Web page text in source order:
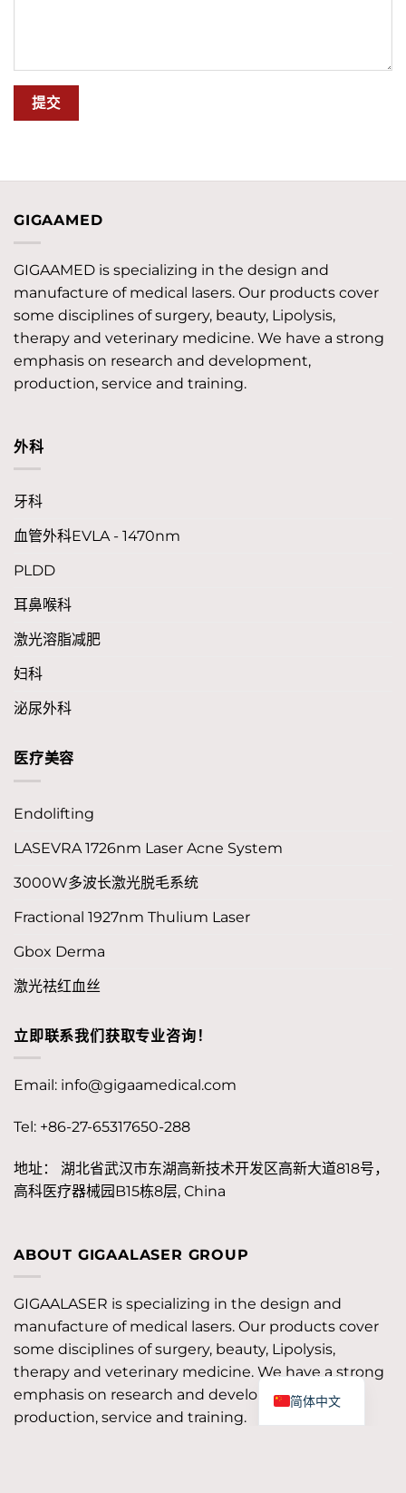
GIGAAMED
GIGAAMED is specializing in the design and
manufacture of medical lasers. Our products cover
some disciplines of surgery, beauty, Lipolysis,
therapy and veterinary medicine. We have a strong
emphasis on research and development,
production, service and training.
外科
牙科
血管外科EVLA - 1470nm
PLDD
耳鼻喉科
激光溶脂减肥
妇科
泌尿外科
医疗美容
Endolifting
LASEVRA 1726nm Laser Acne System
3000W多波长激光脱毛系统
Fractional 1927nm Thulium Laser
Gbox Derma
激光祛红血丝
立即联系我们获取专业咨询！
Email: info@gigaamedical.com
Tel: +86-27-65317650-288
地址： 湖北省武汉市东湖高新技术开发区高新大道818号，
高科医疗器械园B15栋8层, China
ABOUT GIGAALASER GROUP
GIGAALASER is specializing in the design and
manufacture of medical lasers. Our products cover
some disciplines of surgery, beauty, Lipolysis,
therapy and veterinary medicine. We have a strong
emphasis on research and development,
production, service and training.
简体中文